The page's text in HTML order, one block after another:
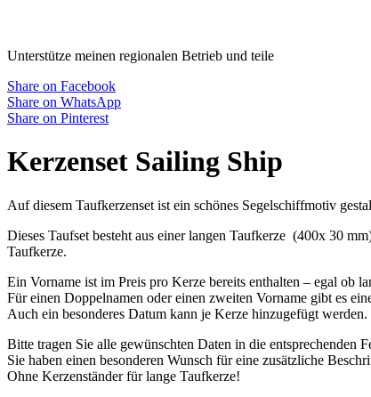
Unterstütze meinen regionalen Betrieb und teile
Share on Facebook
Share on WhatsApp
Share on Pinterest
Kerzenset Sailing Ship
Auf diesem Taufkerzenset ist ein schönes Segelschiffmotiv
Dieses Taufset besteht aus einer langen Taufkerze (400x 30
Taufkerze.
Ein Vorname ist im Preis pro Kerze bereits enthalten – egal ob
Für einen Doppelnamen oder einen zweiten Vorname gibt es
Auch ein besonderes Datum kann je Kerze hinzugefügt werden.
Bitte tragen Sie alle gewünschten Daten in die entsprechenden
Sie haben einen besonderen Wunsch für eine zusätzliche
Ohne Kerzenständer für lange Taufkerze!